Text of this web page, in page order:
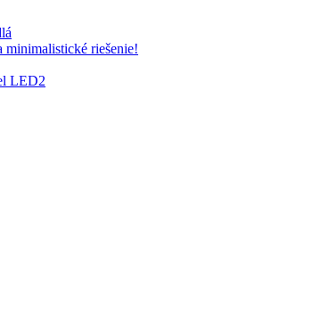
minimalistické riešenie!
LED2